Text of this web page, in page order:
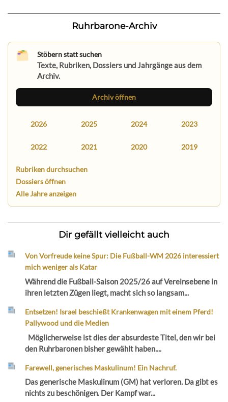
Ruhrbarone-Archiv
Stöbern statt suchen
Texte, Rubriken, Dossiers und Jahrgänge aus dem
Archiv.
Archiv öffnen
2026 2025 2024 2023
2022 2021 2020 2019
Rubriken durchsuchen
Dossiers öffnen
Alle Jahre anzeigen
Dir gefällt vielleicht auch
Von Vorfreude keine Spur: Die Fußball-WM 2026 interessiert
mich weniger als Katar
Während die Fußball-Saison 2025/26 auf Vereinsebene in
ihren letzten Zügen liegt, macht sich so langsam...
Entsetzen! Israel beschießt Krankenwagen mit einem Pferd!
Pallywood und die Medien
Möglicherweise ist dies der absurdeste Titel, den wir bei
den Ruhrbaronen bisher gewählt haben....
Farewell, generisches Maskulinum! Ein Nachruf.
Das generische Maskulinum (GM) hat verloren. Da gibt es
nichts zu beschönigen. Der Kampf war...